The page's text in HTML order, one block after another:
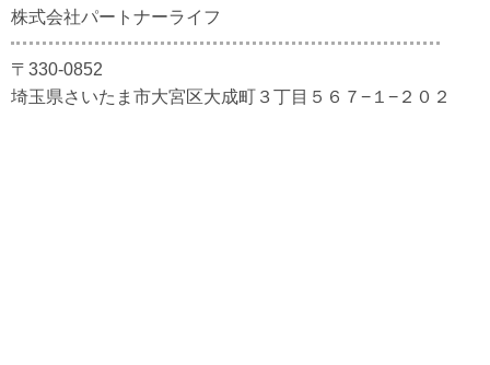
株式会社パートナーライフ
〒330-0852
埼玉県さいたま市大宮区大成町３丁目５６７−１−２０２